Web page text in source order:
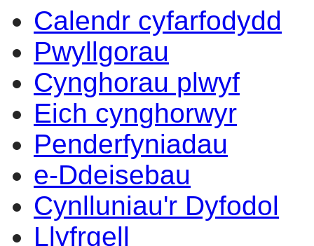
Calendr cyfarfodydd
Pwyllgorau
Cynghorau plwyf
Eich cynghorwyr
Penderfyniadau
e-Ddeisebau
Cynlluniau'r Dyfodol
Llyfrgell